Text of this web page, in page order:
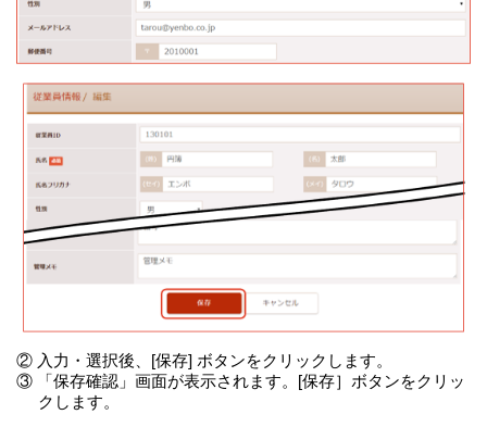
② 入力・選択後、[保存] ボタンをクリックします。
③ 「保存確認」画面が表示されます。[保存］ボタンをクリッ
クします。